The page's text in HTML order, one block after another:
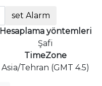
set Alarm
Hesaplama yöntemleri
Şafi
TimeZone
Asia/Tehran (GMT 4.5)